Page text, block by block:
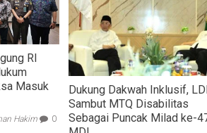
RI
Masuk
Hakim 0
Dukung Dakwah Inklusif,
Sambut MTQ Disabilitas
Sebagai Puncak Milad ke-